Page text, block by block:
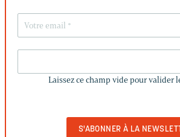
CHAMP
Laissez ce champ vide pour valider